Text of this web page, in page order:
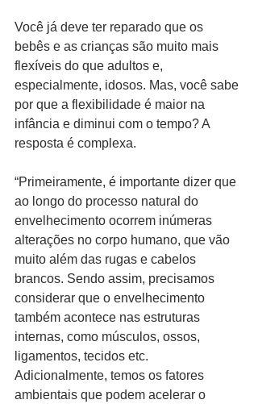
Você já deve ter reparado que os
bebês e as crianças são muito mais
flexíveis do que adultos e,
especialmente, idosos. Mas, você sabe
por que a flexibilidade é maior na
infância e diminui com o tempo? A
resposta é complexa.
“Primeiramente, é importante dizer que
ao longo do processo natural do
envelhecimento ocorrem inúmeras
alterações no corpo humano, que vão
muito além das rugas e cabelos
brancos. Sendo assim, precisamos
considerar que o envelhecimento
também acontece nas estruturas
internas, como músculos, ossos,
ligamentos, tecidos etc.
Adicionalmente, temos os fatores
ambientais que podem acelerar o